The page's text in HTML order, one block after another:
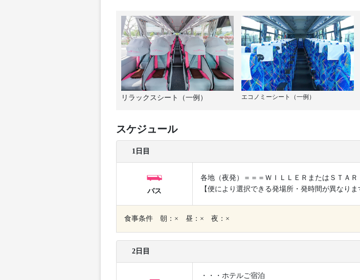
リラックスシート（一例） エコノミーシート（一例）
スケジュール
1日目
バス
各地（夜発）＝＝＝ＷＩＬＬＥＲまたはＳＴＡ
【便により選択できる発場所・発時間が異なり
食事条件 朝：× 昼：× 夜：×
2日目
・・・ホテルご宿泊